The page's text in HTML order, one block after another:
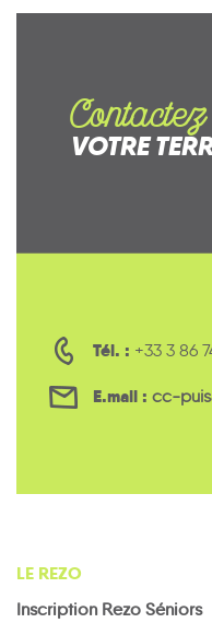
Contactez
VOTRE
Tél. : +33 3 86
E.mail : cc-
LE REZO
Inscription Rezo Séniors